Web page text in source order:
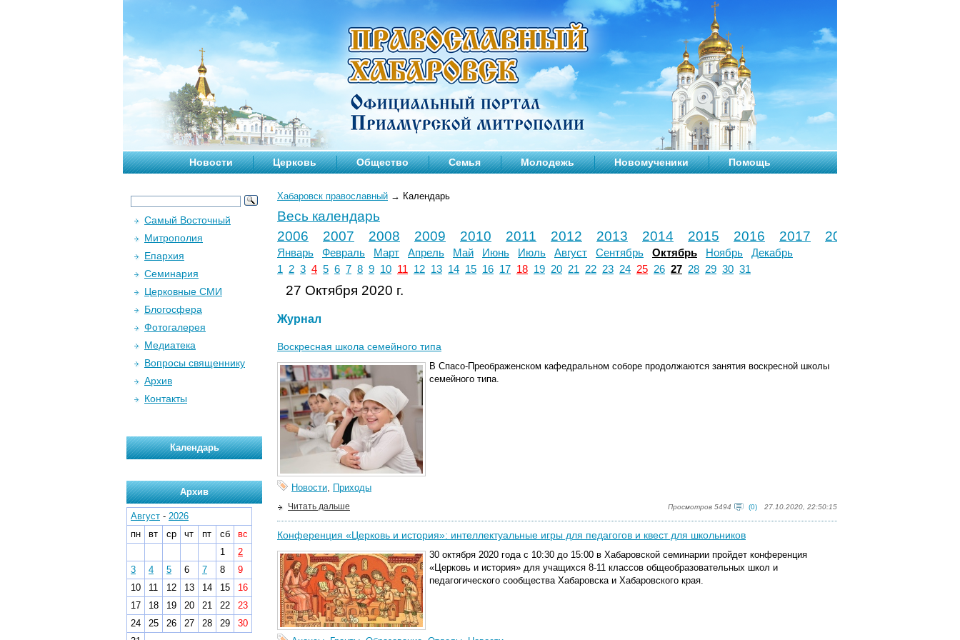
Новости Церковь Общество Семья Молодежь Новомученики Помощь
Хабаровск православный → Календарь
Весь календарь
2006
2007 2008 2009 2010 2011 2012 2013 2014 2015 2016 2017 2018
Январь Февраль Март Апрель Май Июнь Июль Август Сентябрь Октябрь Ноябрь
Декабрь
1
2 3 4 5 6 7 8 9 10 11 12 13 14 15 16 17 18 19 20 21 22 23 24 25 26 27 28 29 30 31
27 Октября 2020 г.
Журнал
Воскресная школа семейного типа
В Спасо-Преображенском кафедральном соборе продолжаются занятия воскресной школы
семейного типа.
Новости, Приходы
Просмотров 5494 (0) 27.10.2020, 22:50:15
Читать дальше
Конференция «Церковь и история»: интеллектуальные игры для педагогов и квест для школьников
30 октября 2020 года с 10:30 до 15:00 в Хабаровской семинарии пройдет конференция
«Церковь и история» для учащихся 8-11 классов общеобразовательных школ и
педагогического сообщества Хабаровска и Хабаровского края.
Самый Восточный
Митрополия
Епархия
Семинария
Церковные СМИ
Блогосфера
Фотогалерея
Медиатека
Вопросы священнику
Архив
Контакты
Календарь
Архив
Август - 2026
пн
вт ср чт пт сб
вс
1
2
3
4 5 6 7 8
9
10
11 12 13 14 15
16
17
18 19 20 21 22
23
24
25 26 27 28 29
30